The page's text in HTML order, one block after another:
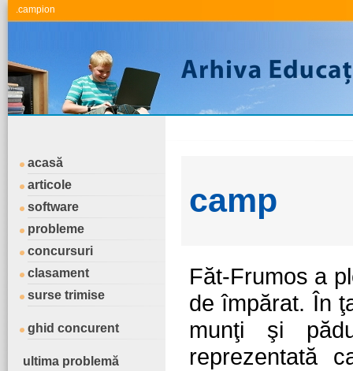
.campion
acasă
articole
software
probleme
concursuri
clasament
surse trimise
ghid concurent
ultima problemă
camp
Făt-Frumos a
de împărat. În
munţi şi
reprezentată